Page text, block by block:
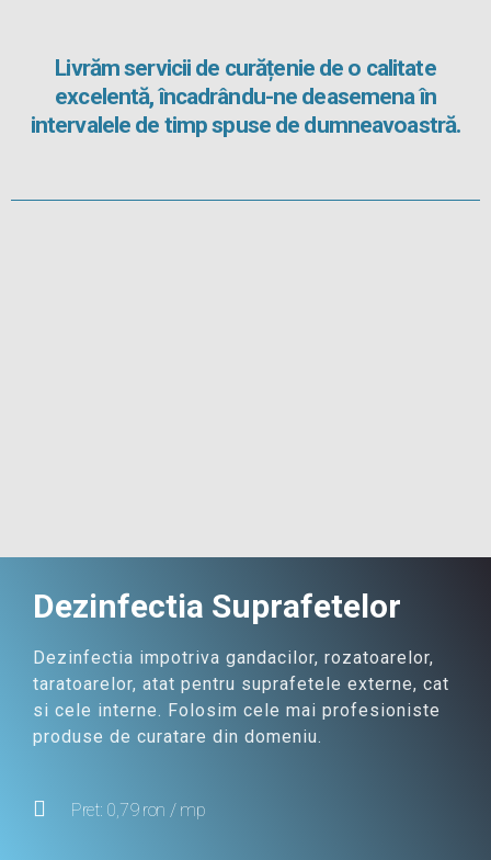
Livrăm servicii de curățenie de o calitate
excelentă, încadrându-ne deasemena în
intervalele de timp spuse de dumneavoastră.
Dezinfectia Suprafetelor
Dezinfectia impotriva gandacilor, rozatoarelor,
taratoarelor, atat pentru suprafetele externe, cat
si cele interne. Folosim cele mai profesioniste
produse de curatare din domeniu.
Pret: 0,79 ron / mp